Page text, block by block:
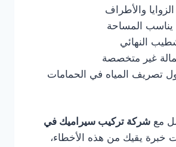
والأطراف
يناسب المساحة
النهائي
غير متخصصة
تصريف المياه في الحمامات
مع شركة تركيب سيراميك في
خبرة يقيك من هذه الأخطاء،